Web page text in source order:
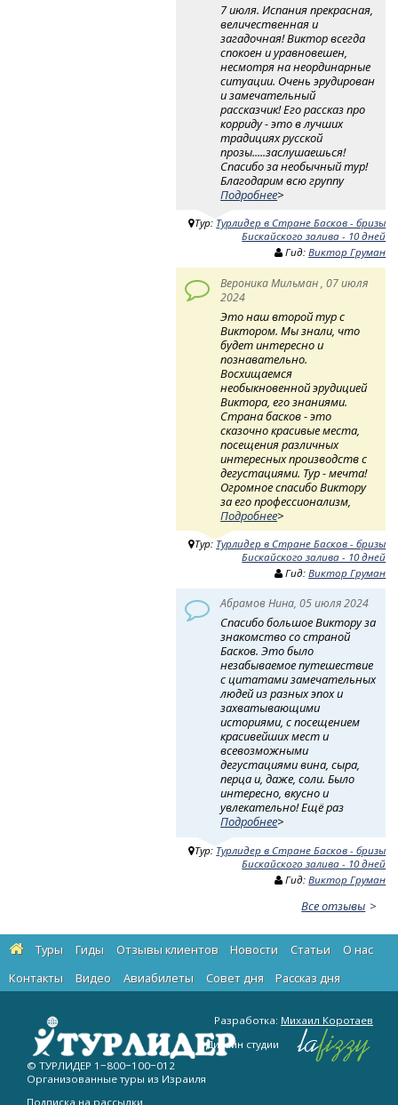
7 июля. Испания прекрасная,
величественная и
загадочная! Виктор всегда
спокоен и уравновешен,
несмотря на неординарные
ситуации. Очень эрудирован
и замечательный
рассказчик! Его рассказ про
корриду - это в лучших
традициях русской
прозы.....заслушаешься!
Спасибо за необычный тур!
Благодарим всю группу
Подробнее>
Тур: Турлидер в Стране Басков - бризы
Бискайского залива - 10 дней
Гид:Виктор Груман
Вероника Мильман , 07 июля
2024
Это наш второй тур с
Виктором. Мы знали, что
будет интересно и
познавательно.
Восхищаемся
необыкновенной эрудицией
Виктора, его знаниями.
Страна басков - это
сказочно красивые места,
посещения различных
интересных производств с
дегустациями. Тур - мечта!
Огромное спасибо Виктору
за его профессионализм,
Подробнее>
Тур:Турлидер в Стране Басков - бризы
Бискайского залива - 10 дней
Гид:Виктор Груман
Абрамов Нина, 05 июля 2024
Спасибо большое Виктору за
знакомство со страной
Басков. Это было
незабываемое путешествие
с цитатами замечательных
людей из разных эпох и
захватывающими
историями, с посещением
красивейших мест и
всевозможными
дегустациями вина, сыра,
перца и, даже, соли. Было
интересно, вкусно и
увлекательно! Ещё раз
Подробнее>
Тур: Турлидер в Стране Басков - бризы
Бискайского залива - 10 дней
Гид:Виктор Груман
Все отзывы
Туры Гиды Отзывы клиентов Новости Статьи
О нас
Контакты
Видео Авиабилеты Cовет дня Рассказ дня
© ТУРЛИДЕР 1−800−100−012
Организованные туры из Израиля
Подписка на рассылки
Разработка: Михаил Коротаев
Дизайн студии